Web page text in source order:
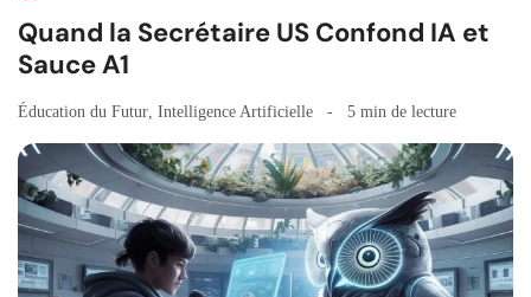
Quand la Secrétaire US Confond IA et
Sauce A1
Éducation du Futur Intelligence Artificielle 5 min de lecture